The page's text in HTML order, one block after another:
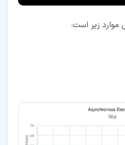
موارد زیر است: